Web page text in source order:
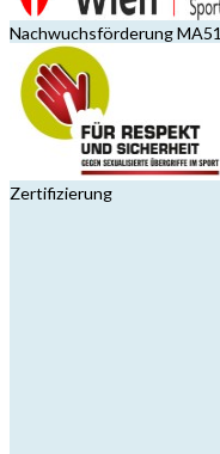
Nachwuchsförderung MA51
Zertifizierung